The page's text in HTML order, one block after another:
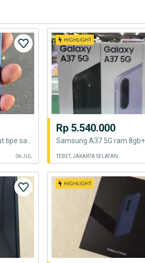
06 JUL
Rp 5.540.000
TEBET, JAKARTA SELATAN